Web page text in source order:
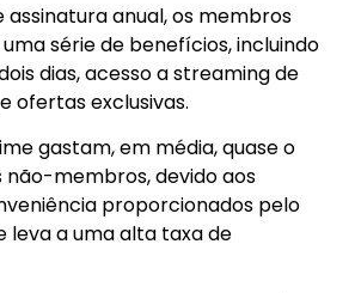
assinatura anual, os membros
série de benefícios, incluindo
dias, acesso a streaming de
ofertas exclusivas.
gastam, em média, quase o
não-membros, devido aos
proporcionados pelo
leva a uma alta taxa de